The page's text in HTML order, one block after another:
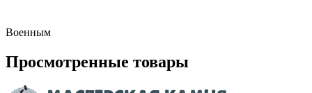
Военным
Просмотренные товары